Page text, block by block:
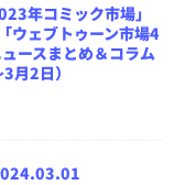
年コミック市場」
ウェブトゥーン市場4
ースまとめ＆コラム
2日）